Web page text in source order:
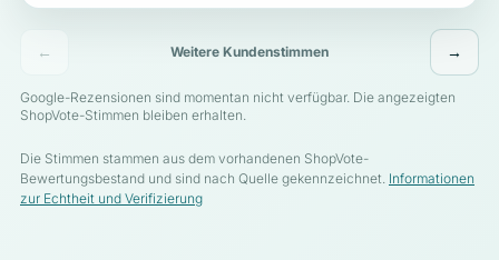
← Weitere Kundenstimmen →
Google-Rezensionen sind momentan nicht verfügbar. Die angezeigten
ShopVote-Stimmen bleiben erhalten.
Die Stimmen stammen aus dem vorhandenen ShopVote-
Bewertungsbestand und sind nach Quelle gekennzeichnet. Informationen
zur Echtheit und Verifizierung